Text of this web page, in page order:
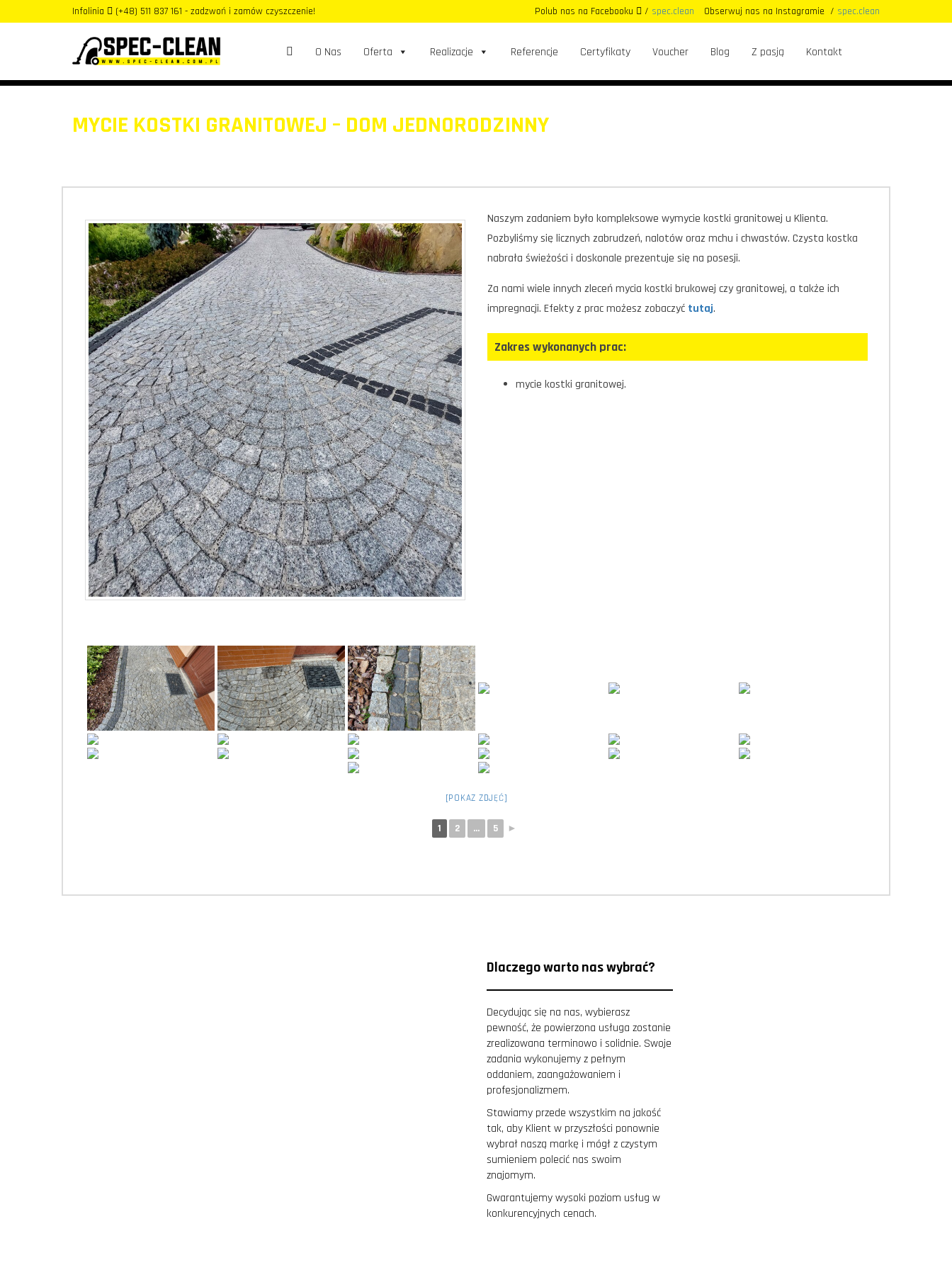
Infolinia (+48) 511 837 161 - zadzwoń i zamów czyszczenie! Polub nas na Facebooku / spec.clean Obserwuj nas na Instagramie / spec.clean
O Nas Oferta Realizacje Referencje Certyfikaty Voucher Blog Z pasją Kontakt
MYCIE KOSTKI GRANITOWEJ – DOM JEDNORODZINNY
Naszym zadaniem było kompleksowe wymycie kostki granitowej u Klienta.
Pozbyliśmy się licznych zabrudzeń, nalotów oraz mchu i chwastów. Czysta kostka
nabrała świeżości i doskonale prezentuje się na posesji.
Za nami wiele innych zleceń mycia kostki brukowej czy granitowej, a także ich
impregnacji. Efekty z prac możesz zobaczyć tutaj.
Zakres wykonanych prac:
mycie kostki granitowej.
[POKAZ ZDJĘĆ]
1 2 ... 5 ►
Dlaczego warto nas wybrać?
Decydując się na nas, wybierasz
pewność, że powierzona usługa zostanie
zrealizowana terminowo i solidnie. Swoje
zadania wykonujemy z pełnym
oddaniem, zaangażowaniem i
profesjonalizmem.
Stawiamy przede wszystkim na jakość
tak, aby Klient w przyszłości ponownie
wybrał naszą markę i mógł z czystym
sumieniem polecić nas swoim
znajomym.
Gwarantujemy wysoki poziom usług w
konkurencyjnych cenach.